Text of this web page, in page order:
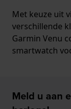
Met keuze uit
verschillende
Garmin Venu
smartwatch
Meld u aan